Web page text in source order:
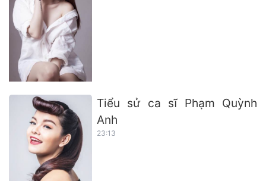
Tiểu sử ca sĩ Phạm Quỳnh
Anh
23:13